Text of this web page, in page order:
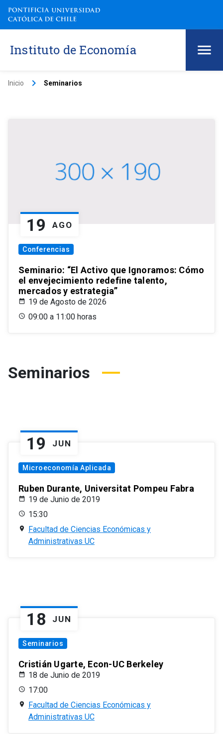
Instituto de Economía
Inicio keyboard_arrow_right Seminarios
19 AGO
Conferencias
Seminario: “El Activo que Ignoramos: Cómo
el envejecimiento redefine talento,
mercados y estrategia”
19 de Agosto de 2026
09:00 a 11:00 horas
Seminarios
19 JUN
Microeconomía Aplicada
Ruben Durante, Universitat Pompeu Fabra
19 de Junio de 2019
15:30
Facultad de Ciencias Económicas y
Administrativas UC
18 JUN
Seminarios
Cristián Ugarte, Econ-UC Berkeley
18 de Junio de 2019
17:00
Facultad de Ciencias Económicas y
Administrativas UC